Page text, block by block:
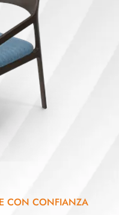
CON CONFIANZA